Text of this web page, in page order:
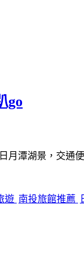
go
月潭湖景，交通
遊 南投旅館推薦